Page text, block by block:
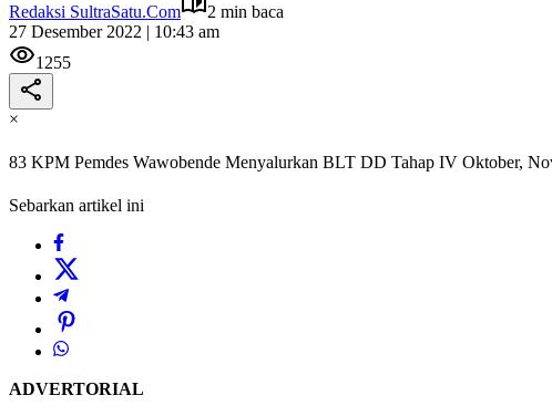
Redaksi SultraSatu.Com
2 min baca
27 Desember 2022 | 10:43 am
1255
×
83 KPM Pemdes Wawobende Menyalurkan BLT DD Tahap IV Oktober,
Sebarkan artikel ini
ADVERTORIAL